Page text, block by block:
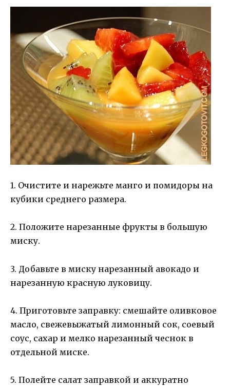
1. Очистите и нарежьте манго и помидоры на
кубики среднего размера.
2. Положите нарезанные фрукты в большую
миску.
3. Добавьте в миску нарезанный авокадо и
нарезанную красную луковицу.
4. Приготовьте заправку: смешайте оливковое
масло, свежевыжатый лимонный сок, соевый
соус, сахар и мелко нарезанный чеснок в
отдельной миске.
5. Полейте салат заправкой и аккуратно